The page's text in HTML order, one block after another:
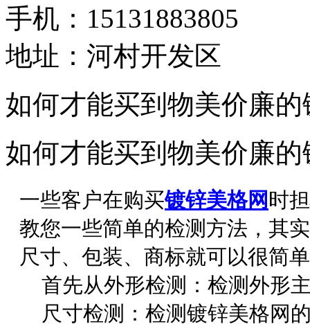
手机：15131883805
地址：河村开发区
如何才能买到物美价廉
如何才能买到物美价廉
一些客户在购买镀锌美格网 时
教您一些简单的检测方法，其
尺寸、包装、商标就可以很简
首先从外形检测：检测外形
尺寸检测：检测镀锌美格网